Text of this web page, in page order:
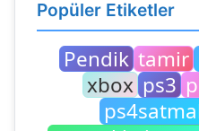
Popüler Etiketler
Pendik tamir
xbox ps3